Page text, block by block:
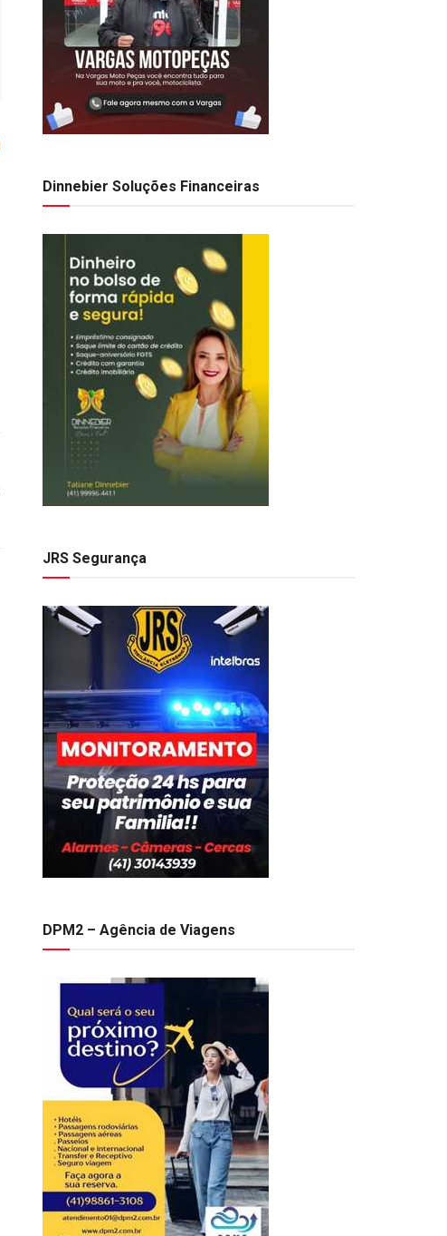
Dinnebier Soluções Financeiras
JRS Segurança
DPM2 – Agência de Viagens